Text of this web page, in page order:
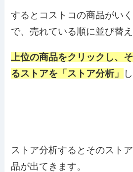
するとコストコの商品がい
で、売れている順に並び替え
上位の商品をクリックし、
るストアを「ストア分析」
ストア分析するとそのスト
品が出てきます。